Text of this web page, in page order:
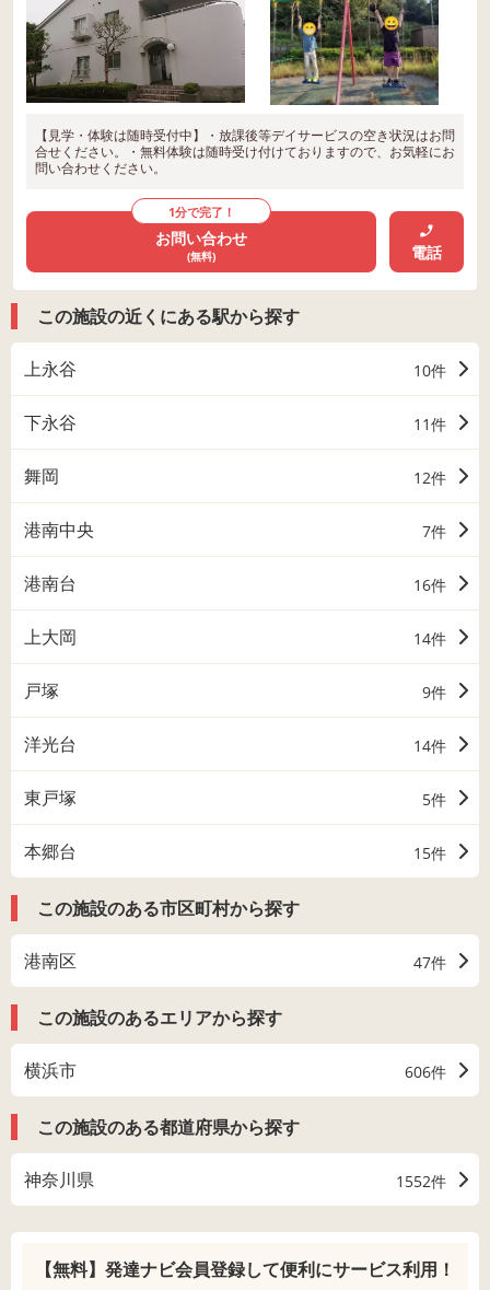
【見学・体験は随時受付中】・放課後等デイサービスの空き状況はお問
合せください。・無料体験は随時受け付けておりますので、お気軽にお
問い合わせください。
1分で完了！
お問い合わせ
(無料) 電話
この施設の近くにある駅から探す
上永谷 10件
下永谷 11件
舞岡 12件
港南中央 7件
港南台 16件
上大岡 14件
戸塚 9件
洋光台 14件
東戸塚 5件
本郷台 15件
この施設のある市区町村から探す
港南区 47件
この施設のあるエリアから探す
横浜市 606件
この施設のある都道府県から探す
神奈川県 1552件
【無料】発達ナビ会員登録して便利にサービス利用！